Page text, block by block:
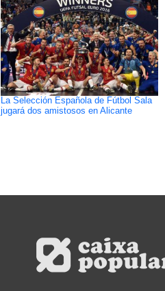
La Selección Española de Fútbol Sala
jugará dos amistosos en Alicante